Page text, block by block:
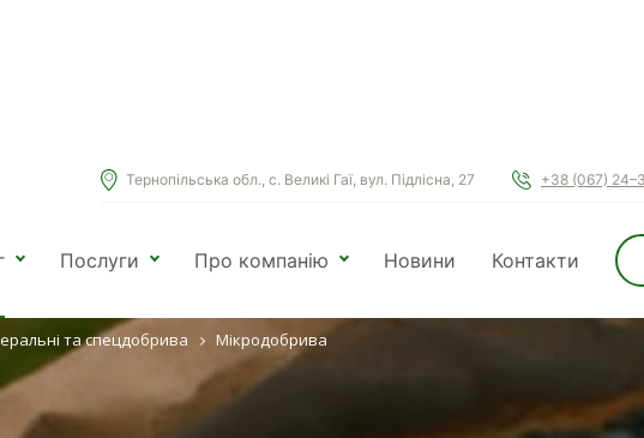
Послуги Про компанію Новини Контакти
Тернопільська обл., с. Великі Гаї, вул. Підлісна, 27 +38 (067)
та спецдобрива Мікродобрива